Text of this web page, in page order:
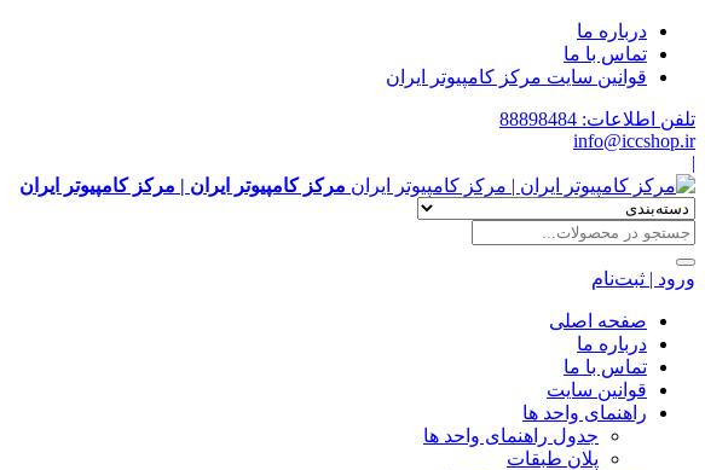
درباره ما
تماس با ما
قوانین سایت مرکز کامپیوتر ایران
تلفن اطلاعات: 88898484
info@iccshop.ir
|
مرکز کامپیوتر ایران | مرکز کامپیوتر ایران
ورود | ثبت‌نام
صفحه اصلی
درباره ما
تماس با ما
قوانین سایت
راهنمای واحد ها
جدول راهنمای واحد ها
پلان طبقات